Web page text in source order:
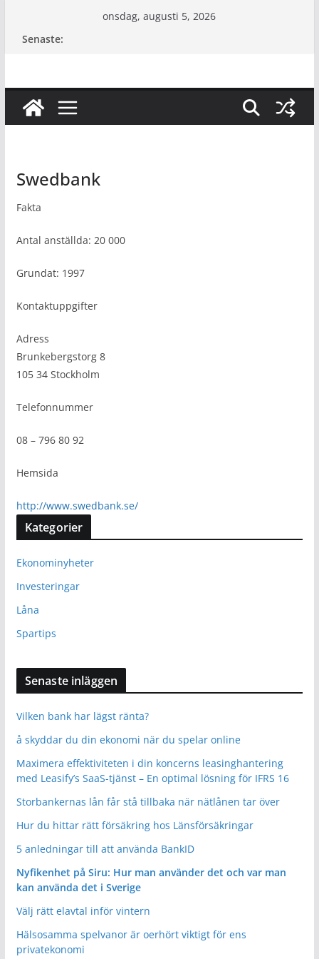
onsdag, augusti 5, 2026
Senaste:
Swedbank
Fakta
Antal anställda: 20 000
Grundat: 1997
Kontaktuppgifter
Adress
Brunkebergstorg 8
105 34 Stockholm
Telefonnummer
08 – 796 80 92
Hemsida
http://www.swedbank.se/
Kategorier
Ekonominyheter
Investeringar
Låna
Spartips
Senaste inläggen
Vilken bank har lägst ränta?
å skyddar du din ekonomi när du spelar online
Maximera effektiviteten i din koncerns leasinghantering
med Leasify’s SaaS-tjänst – En optimal lösning för IFRS 16
Storbankernas lån får stå tillbaka när nätlånen tar över
Hur du hittar rätt försäkring hos Länsförsäkringar
5 anledningar till att använda BankID
Nyfikenhet på Siru: Hur man använder det och var man
kan använda det i Sverige
Välj rätt elavtal inför vintern
Hälsosamma spelvanor är oerhört viktigt för ens
privatekonomi